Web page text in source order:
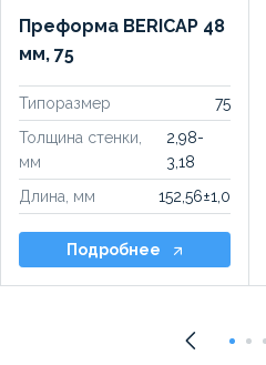
Преформа BERICAP 48
мм, 75
Типоразмер
75
Толщина стенки,
мм
2,98-
3,18
Длина, мм
152,56±1,0
Подробнее